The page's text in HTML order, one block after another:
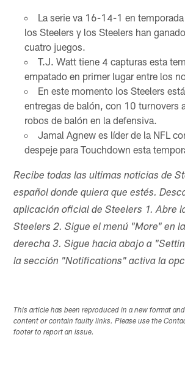
La serie va 16-14-1 en
los Steelers y los Steelers han
cuatro juegos.
T.J. Watt tiene 4 capturas esta
empatado en primer lugar entre los
En este momento los Steelers
entregas de balón, con 10 turnovers
robos de balón en la defensiva.
Jamal Agnew es líder de la NFL
despeje para Touchdown esta
Recibe todas las ultimas noticias de
español donde quiera que estés.
aplicación oficial de Steelers 1. Abre
Steelers 2. Sigue el menú "More" en
derecha 3. Sigue hacia abajo a
la sección "Notifications" activa la
This article has been reproduced in a new format
content or contain faulty links. Please use the
footer to report an issue.